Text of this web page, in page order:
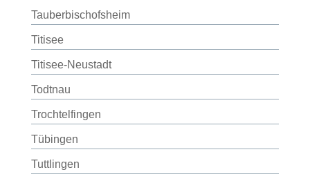
Tauberbischofsheim
Titisee
Titisee-Neustadt
Todtnau
Trochtelfingen
Tübingen
Tuttlingen